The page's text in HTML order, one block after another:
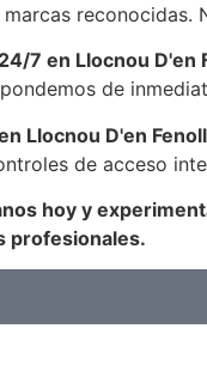
marcas reconocidas.
7 en Llocnou D'en
de
Llocnou D'en
de acceso
hoy y
profesionales.